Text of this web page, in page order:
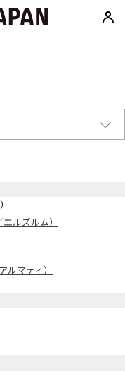
ルズルム）
マティ）